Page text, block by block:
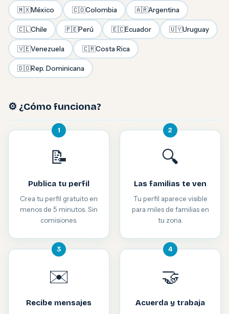
🇲🇽México 🇨🇴Colombia 🇦🇷Argentina
🇨🇱Chile 🇵🇪Perú 🇪🇨Ecuador 🇺🇾Uruguay
🇻🇪Venezuela 🇨🇷Costa Rica
🇩🇴Rep. Dominicana
⚙️ ¿Cómo funciona?
1
📝
Publica tu perfil
Crea tu perfil gratuito en
menos de 5 minutos. Sin
comisiones.
2
🔍
Las familias te ven
Tu perfil aparece visible
para miles de familias en
tu zona.
3
✉️
Recibe mensajes
4
🤝
Acuerda y trabaja